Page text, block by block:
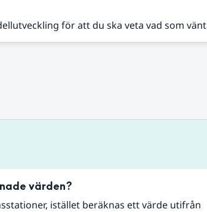
för att du ska veta vad som
värden?
istället beräknas ett värde utifrån